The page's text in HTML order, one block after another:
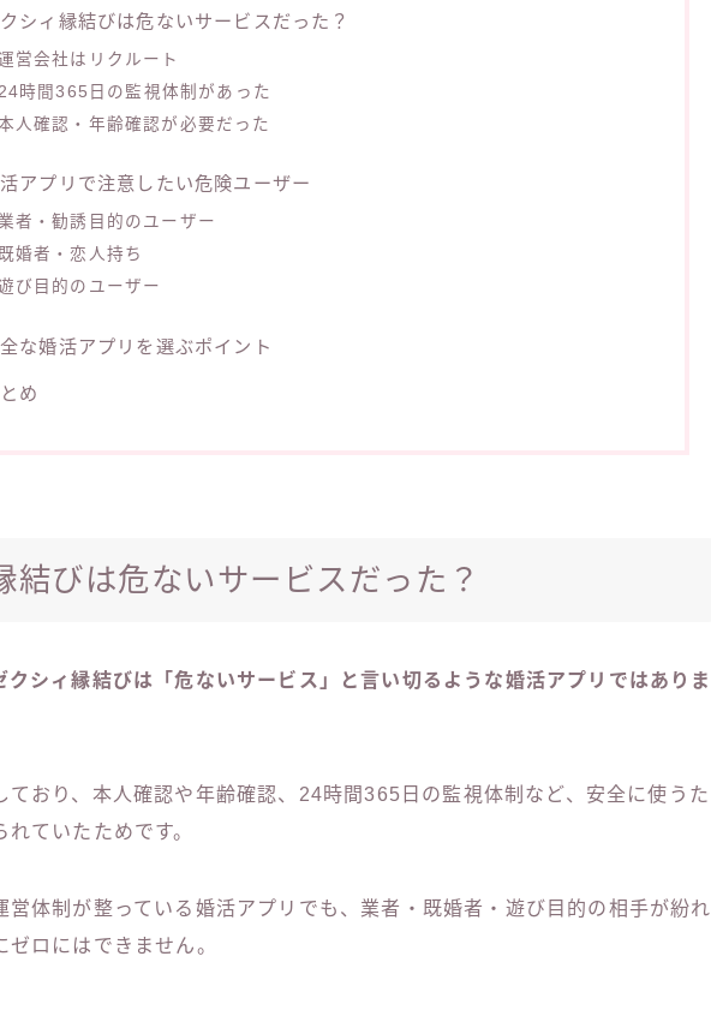
シィ縁結びは危ないサービスだった？
営会社はリクルート
時間365日の監視体制があった
人確認・年齢確認が必要だった
アプリで注意したい危険ユーザー
者・勧誘目的のユーザー
婚者・恋人持ち
び目的のユーザー
な婚活アプリを選ぶポイント
め
結びは危ないサービスだった？
クシィ縁結びは「危ないサービス」と言い切るような婚活アプリではありま
ており、本人確認や年齢確認、24時間365日の監視体制など、安全に使うた
ていたためです。
営体制が整っている婚活アプリでも、業者・既婚者・遊び目的の相手が紛れ
ロにはできません。